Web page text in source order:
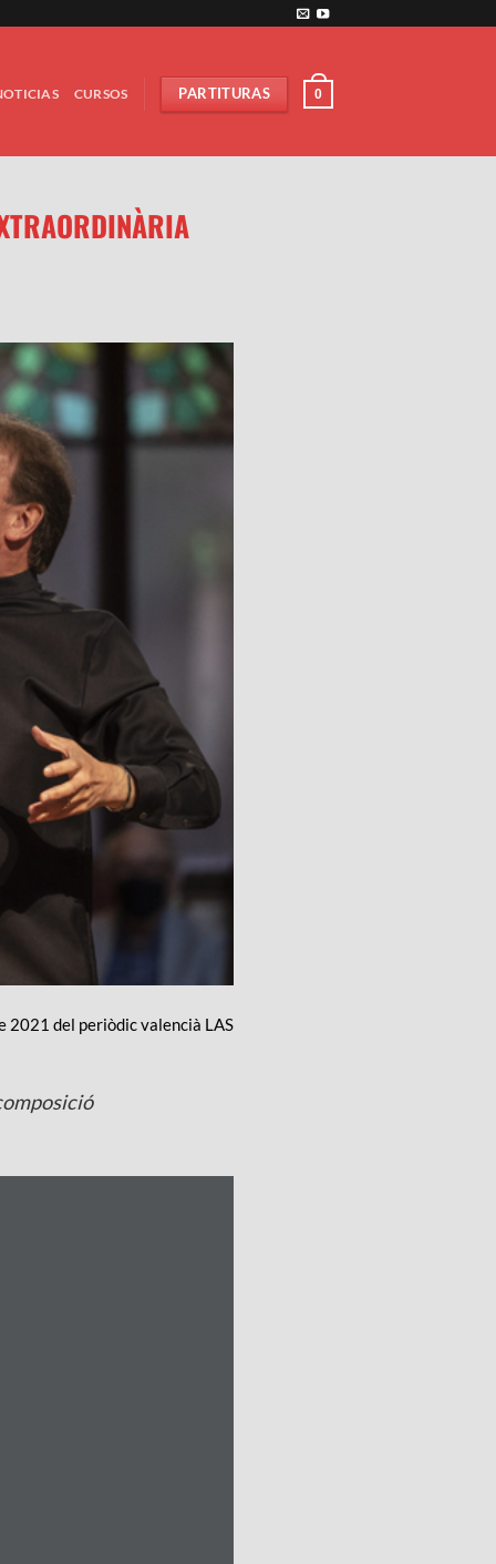
CURSOS PARTITURAS 0
2021 del periòdic valencià LAS